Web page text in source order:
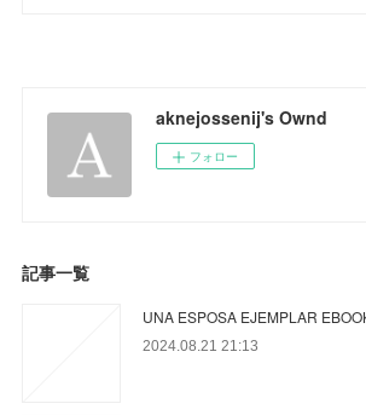
aknejossenij's Ownd
フォロー
記事一覧
UNA ESPOSA EJEMPLAR
2024.08.21 21:13